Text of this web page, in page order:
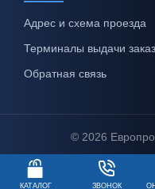
Адрес и схема проезда
Терминалы выдачи
Обратная связь
© 2026
КАТАЛОГ ЗВОНОК